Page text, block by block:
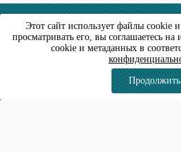
Этот сайт использует файлы cookie
просматривать его, вы соглашаетесь
cookie и метаданных в
Продолжить
© 2014 - 2026 ВелоксСтройКонсалтинг
Политика конфиденциальности